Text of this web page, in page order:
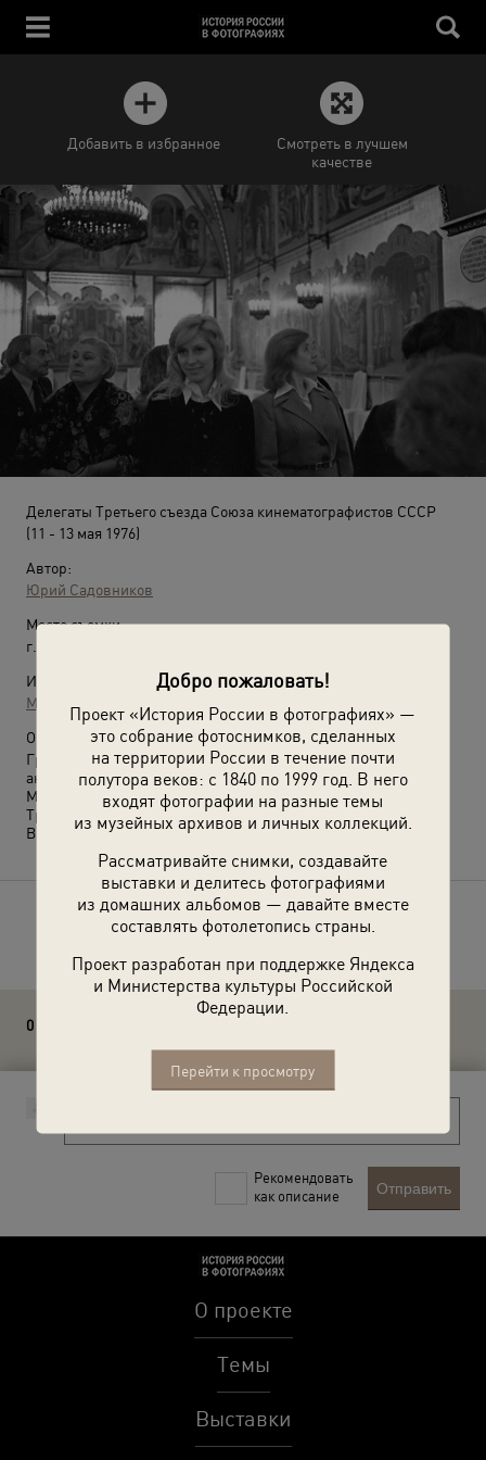
Добро пожаловать!
Проект «История России в фотографиях» —
это собрание фотоснимков, сделанных
на территории России в течение почти
полутора веков: с 1840 по 1999 год. В него
входят фотографии на разные темы
из музейных архивов и личных коллекций.
Рассматривайте снимки, создавайте
выставки и делитесь фотографиями
из домашних альбомов — давайте вместе
составлять фотолетопись страны.
Проект разработан при поддержке Яндекса
и Министерства культуры Российской
Федерации.
Перейти к просмотру
Добавить в избранное
Смотреть в лучшем
качестве
Делегаты Третьего съезда Союза кинематографистов СССР
(11 - 13 мая 1976)
Автор:
Юрий Садовников
Место съемки:
г. Москва
Источники:
МАММ / МДФ
О фотографии:
Грановитая палата Московского Кремля. Слева направо:
актеры Михаил Глузский, Валентина Владимирова, Ирина
Мирошниченко, сотрудник Союза кинематографистов Елена
Третьяк.
Выставка «Когда все были молодыми»с этой фотографией.
Расскажите друзьям об этом фото
0 комментариев
Рекомендовать
как описание
Отправить
О проекте
Темы
Выставки